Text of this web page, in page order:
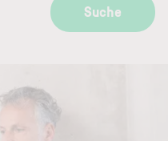
Suche